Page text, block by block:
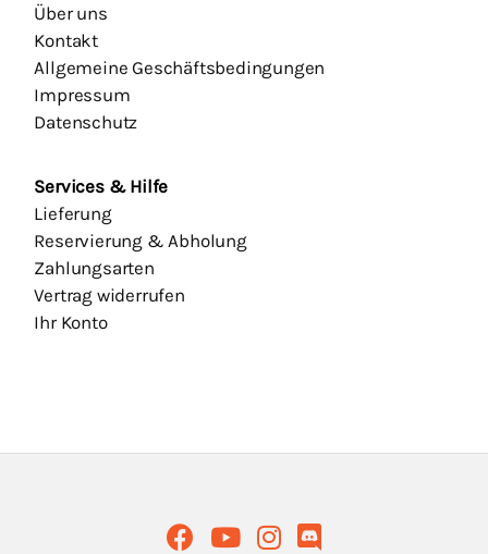
Über uns
Kontakt
Allgemeine Geschäftsbedingungen
Impressum
Datenschutz
Services & Hilfe
Lieferung
Reservierung & Abholung
Zahlungsarten
Vertrag widerrufen
Ihr Konto